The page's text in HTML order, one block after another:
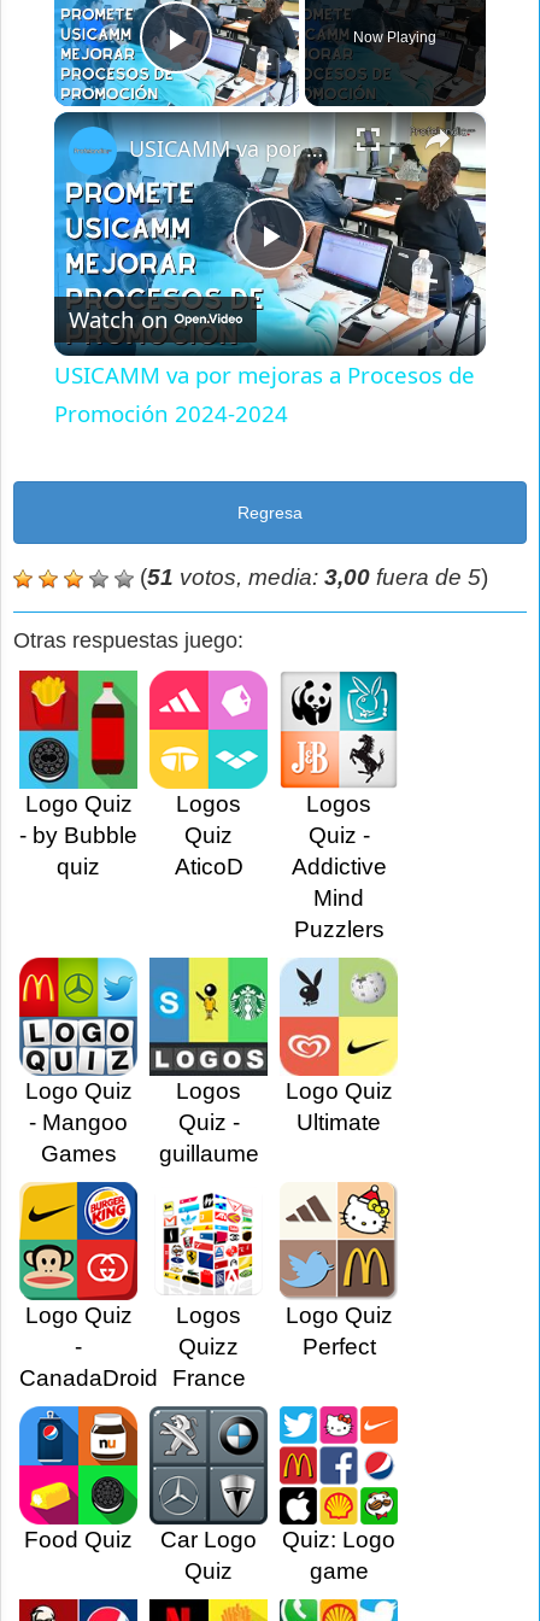
Play Video
Now Playing
×
Play
Video
USICAMM va por mejoras a Procesos de Promoción 2024-2024
Watch on
USICAMM va por mejoras a Procesos de
Promoción 2024-2024
Regresa
(51 votos, media: 3,00 fuera de 5)
Otras respuestas juego:
Logo Quiz
- by Bubble
quiz
Logos
Quiz
AticoD
Logos
Quiz -
Addictive
Mind
Puzzlers
Logo Quiz
- Mangoo
Games
Logos
Quiz -
guillaume
Logo Quiz
Ultimate
Logo Quiz
-
CanadaDroid
Logos
Quizz
France
Logo Quiz
Perfect
Food Quiz
Car Logo
Quiz
Quiz: Logo
game